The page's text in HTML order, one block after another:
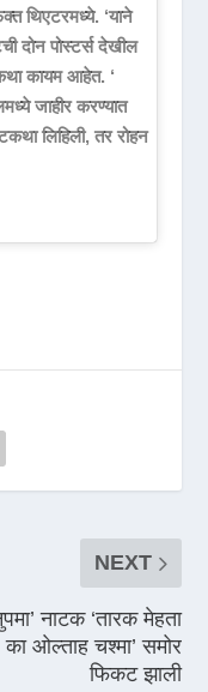
थिएटरमध्ये. ‘याने
दोन पोस्टर्स देखील
कायम आहेत. ‘
जाहीर करण्यात
लिहिली, तर रोहन
NEXT
नाटक ‘तारक मेहता
का ओल्ताह चश्मा’ समोर
फिकट झाली